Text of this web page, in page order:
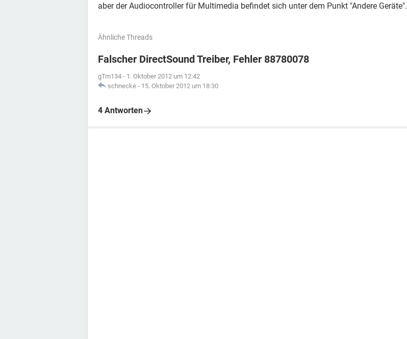
aber der Audiocontroller für Multimedia befindet sich unter dem Punkt "Andere Geräte".
Ähnliche Threads
Falscher DirectSound Treiber, Fehler 88780078
gTm134 - 1. Oktober 2012 um 12:42
schnecke - 15. Oktober 2012 um 18:30
4 Antworten